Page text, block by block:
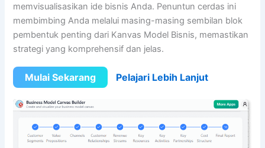
memvisualisasikan ide bisnis Anda. Penuntun cerdas ini
membimbing Anda melalui masing-masing sembilan blok
pembentuk penting dari Kanvas Model Bisnis, memastikan
strategi yang komprehensif dan jelas.
Mulai Sekarang Pelajari Lebih Lanjut